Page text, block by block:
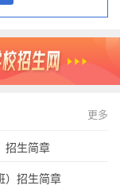
更多
招生简章
）招生简章